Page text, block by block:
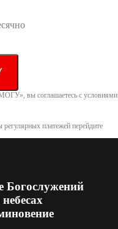
вы соглашаетесь с условиями
платежей перейдите
Богослужений